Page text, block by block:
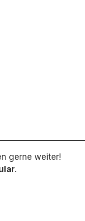
gerne weiter!
.